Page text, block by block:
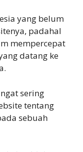
yang belum
padahal
mempercepat
datang ke
sering
tentang
sebuah